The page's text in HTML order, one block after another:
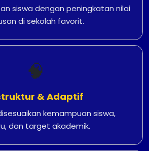
siswa dengan peningkatan nilai
di sekolah favorit.
🧠
& Adaptif
kemampuan siswa,
dan target akademik.